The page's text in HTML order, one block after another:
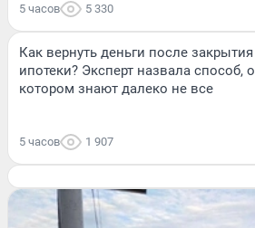
5 часов 5 330
Как вернуть деньги после закрытия
ипотеки? Эксперт назвала способ, о
котором знают далеко не все
5 часов 1 907